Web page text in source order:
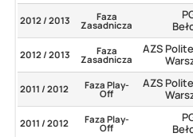
2012 / 2013 Faza
Zasadnicza
2012 / 2013 Faza
Zasadnicza
AZS
2011 / 2012 Faza Play-
Off
AZS
2011 / 2012 Faza Play-
Off